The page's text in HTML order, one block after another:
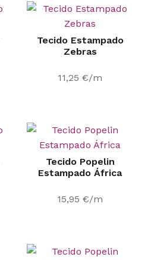
Tecido Estampado
Zebras
11,25 €/m
Tecido Popelin
Estampado África
15,95 €/m